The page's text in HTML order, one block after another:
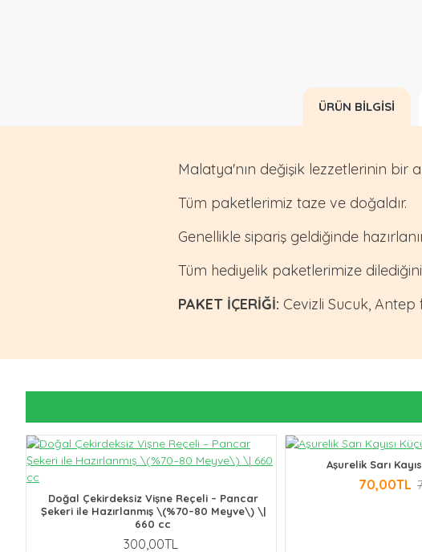
ÜRÜN BILGISI
Malatya'nın değişik lezzetlerinin bir
Tüm paketlerimiz taze ve doğaldır.
Genellikle sipariş geldiğinde
Tüm hediyelik paketlerimize
PAKET İÇERİĞİ: Cevizli Sucuk, Antep
Doğal Çekirdeksiz Vişne Reçeli – Pancar
Şekeri ile Hazırlanmış \(%70–80 Meyve\) \|
660 cc
300,00TL
Aşurelik Sarı
70,00TL